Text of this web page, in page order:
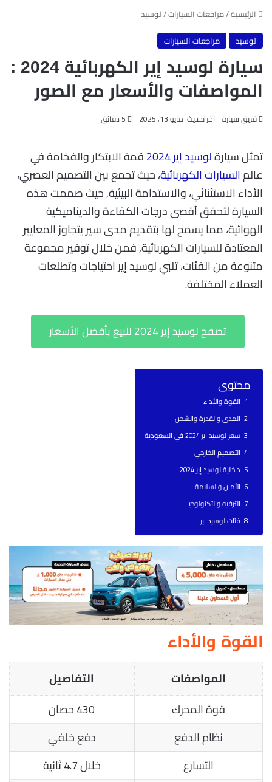
الرئيسية/مراجعات السيارات/لوسيد
لوسيد
مراجعات السيارات
سيارة لوسيد إير الكهربائية 2024 :
المواصفات والأسعار مع الصور
فريق سيارة آخر تحديث: مايو 13, 2025
تمثل سيارةلوسيد إير 2024
قمة الابتكار والفخامة في
عالمالسيارات الكهربائية، حيث تجمع بين التصميم العصري،
الأداء الاستثنائي، والاستدامة البيئية, حيث صممت هذه
السيارة لتحقق أقصى درجات الكفاءة والديناميكية
الهوائية، مما يسمح لها بتقديم مدى سير يتجاوز المعايير
المعتادة للسيارات الكهربائية, فمن خلال توفير مجموعة
متنوعة من الفئات، تلبي لوسيد إير احتياجات وتطلعات
العملاء المختلفة.
تصفح لوسيد إير 2024 للبيع بأفضل الأسعار
محتوى
القوة والأداء
المدى والقدرة والشحن
سعر لوسيد اير 2024 في السعودية
التصميم الخارجي
داخلية لوسيد إير 2024
الأمان والسلامة
الترفيه والتكنولوجيا
فئات لوسيد اير
القوة والأداء
المواصفات التفاصيل
قوة المحرك
430 حصان
نظام الدفع
دفع خلفي
التسارع
خلال 4.7 ثانية